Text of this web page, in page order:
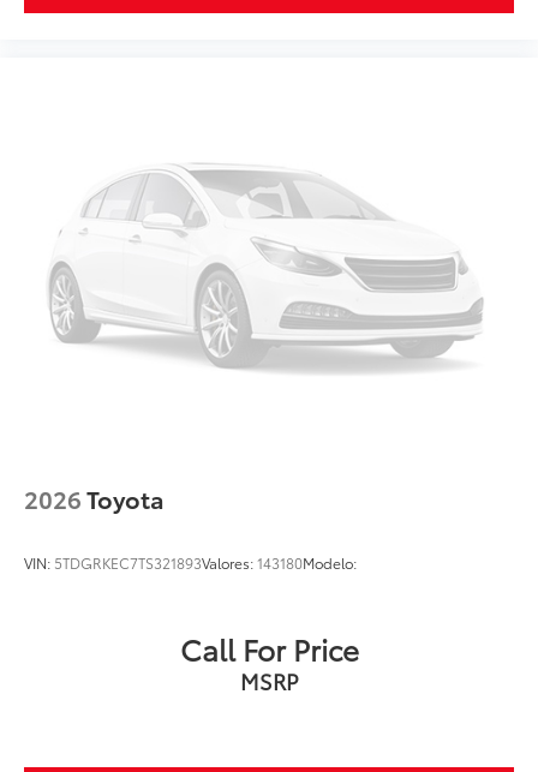
2026Toyota
VIN: 5TDGRKEC7TS321893Valores:143180Modelo:
Call For Price
MSRP